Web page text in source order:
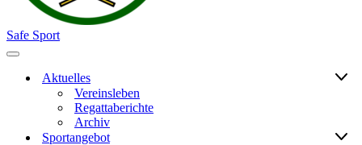
Safe Sport
Navigationsmenü
Aktuelles
Vereinsleben
Regattaberichte
Archiv
Sportangebot